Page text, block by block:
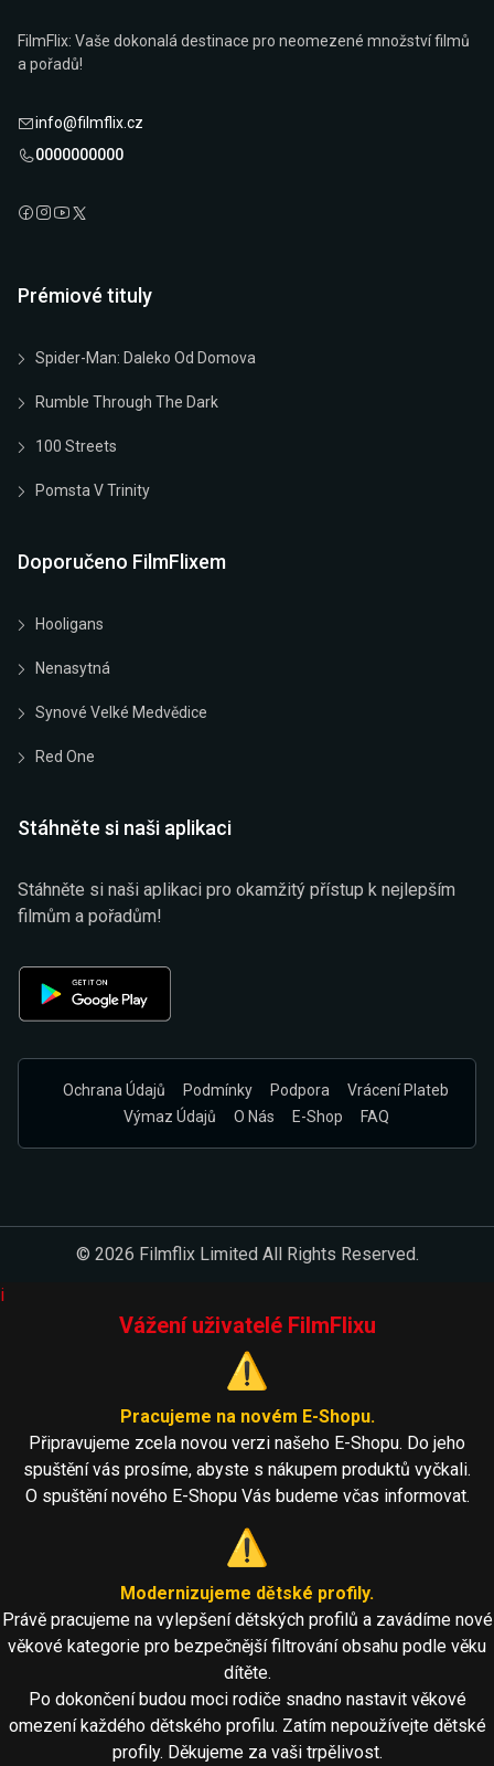
FilmFlix: Vaše dokonalá destinace pro neomezené množství filmů
a pořadů!
info@filmflix.cz
0000000000
Prémiové tituly
Spider-Man: Daleko Od Domova
Rumble Through The Dark
100 Streets
Pomsta V Trinity
Doporučeno FilmFlixem
Hooligans
Nenasytná
Synové Velké Medvědice
Red One
Stáhněte si naši aplikaci
Stáhněte si naši aplikaci pro okamžitý přístup k nejlepším
filmům a pořadům!
Ochrana Údajů Podmínky Podpora
Vrácení Plateb
Výmaz Údajů
O Nás E-Shop FAQ
© 2026 Filmflix Limited All Rights Reserved.
i
Vážení uživatelé FilmFlixu
⚠️
Pracujeme na novém E-Shopu.
Připravujeme zcela novou verzi našeho E-Shopu. Do jeho
spuštění vás prosíme, abyste s nákupem produktů vyčkali.
O spuštění nového E-Shopu Vás budeme včas informovat.
⚠️
Modernizujeme dětské profily.
Právě pracujeme na vylepšení dětských profilů a zavádíme nové
věkové kategorie pro bezpečnější filtrování obsahu podle věku
dítěte.
Po dokončení budou moci rodiče snadno nastavit věkové
omezení každého dětského profilu. Zatím nepoužívejte dětské
profily. Děkujeme za vaši trpělivost.